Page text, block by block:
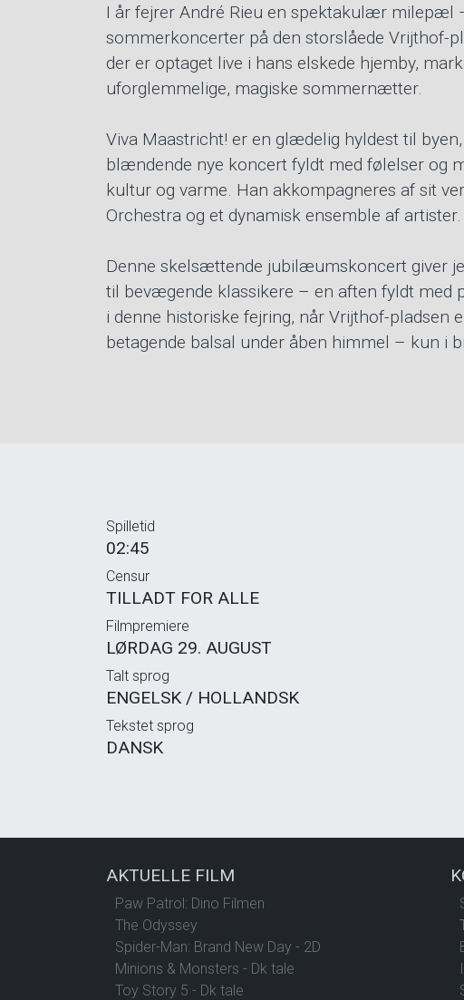
I år fejrer André Rieu en spektakulær
sommerkoncerter på den storslåede Vrijthof-
der er optaget live i hans elskede hjemby,
uforglemmelige, magiske sommernætter.
Viva Maastricht! er en glædelig hyldest til
blændende nye koncert fyldt med følelser og
kultur og varme. Han akkompagneres af sit
Orchestra og et dynamisk ensemble af artister.
Denne skelsættende jubilæumskoncert giver
til bevægende klassikere – en aften fyldt med
i denne historiske fejring, når Vrijthof-pladsen
betagende balsal under åben himmel – kun i
Spilletid
02:45
Censur
TILLADT FOR ALLE
Filmpremiere
LØRDAG 29. AUGUST
Talt sprog
ENGELSK / HOLLANDSK
Tekstet sprog
DANSK
AKTUELLE FILM
Paw Patrol: Dino Filmen
The Odyssey
Spider-Man: Brand New Day - 2D
Minions & Monsters - Dk tale
Toy Story 5 - Dk tale